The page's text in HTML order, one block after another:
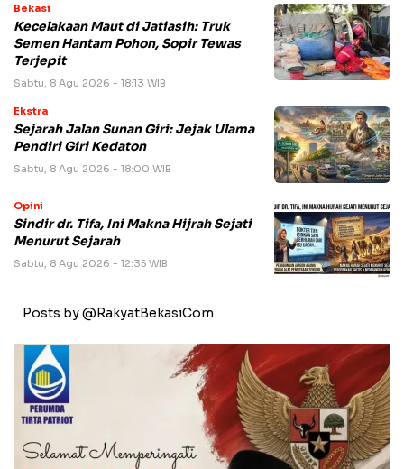
Bekasi
Kecelakaan Maut di Jatiasih: Truk
Semen Hantam Pohon, Sopir Tewas
Terjepit
Sabtu, 8 Agu 2026 - 18:13 WIB
Ekstra
Sejarah Jalan Sunan Giri: Jejak Ulama
Pendiri Giri Kedaton
Sabtu, 8 Agu 2026 - 18:00 WIB
Opini
Sindir dr. Tifa, Ini Makna Hijrah Sejati
Menurut Sejarah
Sabtu, 8 Agu 2026 - 12:35 WIB
Posts by @RakyatBekasiCom